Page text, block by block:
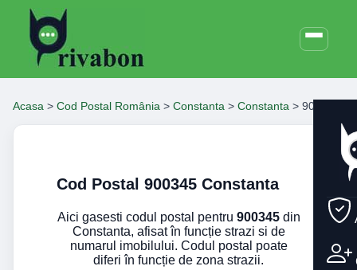
Acasa > Cod Postal România > Constanta > Constanta > 900345
Cod Postal 900345 Constanta
Aici gasesti codul postal pentru 900345din
Constanta, afisat în funcție strazi si de
numarul imobilului. Codul postal poate
diferi în funcție de zona strazii.